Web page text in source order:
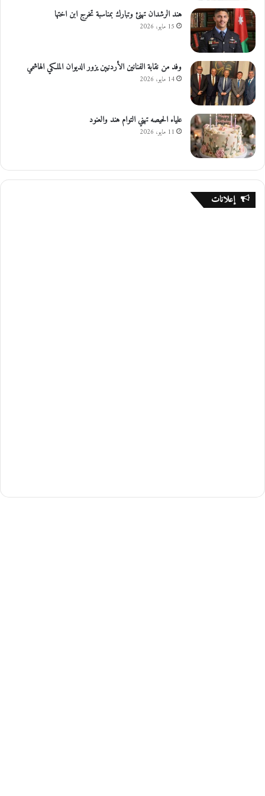
هند الرشدان تهنئ وتبارك بمناسبة تخرج ابن اختها
15 مايو، 2026
وفد من نقابة الفنانين الأردنيين يزور الديوان الملكي الهاشمي
14 مايو، 2026
علياء الحيصه تهني التوام هند والعنود
11 مايو، 2026
إعلانات